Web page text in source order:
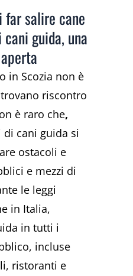
salire cane
guida, una
in Scozia non è
riscontro
è raro che,
cani guida si
ostacoli e
e mezzi di
le leggi
in Italia,
in tutti i
incluse
ristoranti e